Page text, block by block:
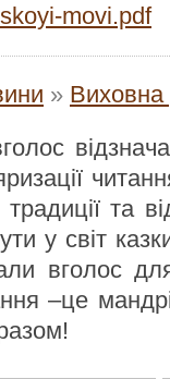
movi.pdf
» Виховна
та
у світ
вголос
–це